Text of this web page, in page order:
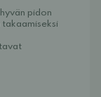
pidon
takaamiseksi